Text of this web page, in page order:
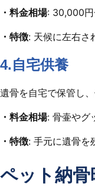
・料金相場: 30,000
・特徴: 天候に左右さ
4.自宅供養
遺骨を自宅で保管し
・料金相場: 骨壷やグ
・特徴: 手元に遺骨を
ペット納